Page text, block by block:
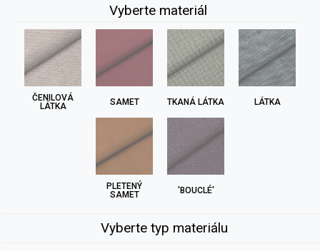
Vyberte materiál
ČENILOVÁ
LÁTKA
SAMET TKANÁ LÁTKA LÁTKA
PLETENÝ
SAMET
'BOUCLÉ'
Vyberte typ materiálu